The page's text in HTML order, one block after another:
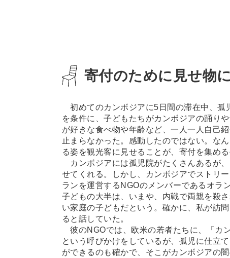
寄付のために見せ物
初めてのカンボジアに5日間の滞在中、孤
を条件に、子どもたちがカンボジアの踊り
が好きな食べ物や年齢など、一人一人自己
止まらなかった。感動したのではない。な
る姿を観光客に見せることが、寄付を集め
カンボジアには孤児院がたくさんあるが
せてくれる。しかし、カンボジアでストリ
ランを運営するNGOのメンバーであるオラ
子どもの大半は、いまや、内戦で両親を殺
い家庭の子どもだという。確かに、私が訪
ると話していた。
彼のNGOでは、欧米の若者たちに、「カ
という呼びかけをしているが、孤児に仕立
ができるのも確かで、そこがカンボジアの